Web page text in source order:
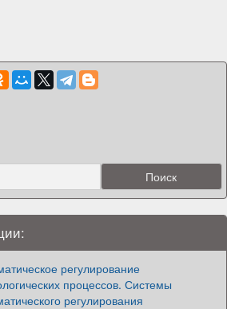
регулирование
процессов. Системы
регулирования